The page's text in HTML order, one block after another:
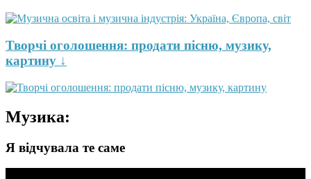
Творчі оголошення: продати пісню, музику,
картину ↓
Музика:
Я відчувала те саме